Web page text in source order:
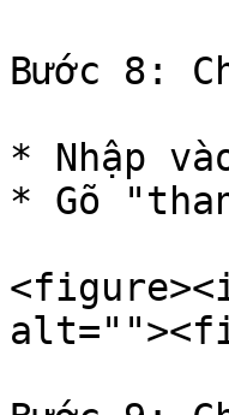
Bước 8:
* Nhập
* Gõ